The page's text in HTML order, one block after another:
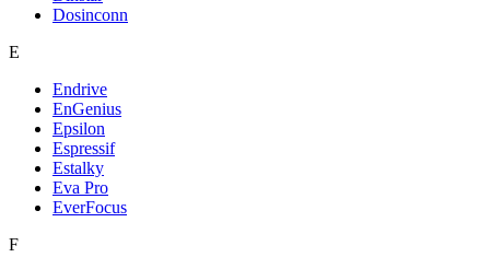
Dosinconn
E
Endrive
EnGenius
Epsilon
Espressif
Estalky
Eva Pro
EverFocus
F